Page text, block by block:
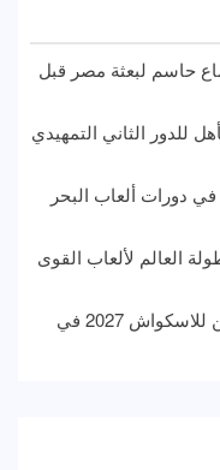
حاسم لبعثة مصر قبل
للدور الثاني التمهيدي
مصر في دورات ألعاب البحر
العالم لألعاب القوى
الصين تستضيف بطولة العالم للناشئين للاسكواش 2027 في